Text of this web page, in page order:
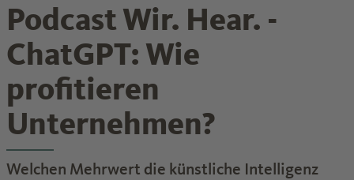
Podcast Wir. Hear. -
ChatGPT: Wie
profitieren
Unternehmen?
Welchen Mehrwert die künstliche Intelligenz